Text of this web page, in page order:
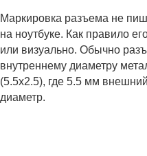
Маркировка разъема не
на ноутбуке. Как правило
или визуально. Обычно
внутреннему диаметру
(5.5x2.5), где 5.5 мм
диаметр.